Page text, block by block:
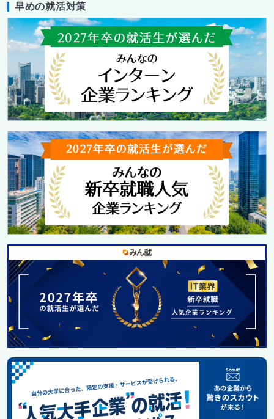
早めの就活対策